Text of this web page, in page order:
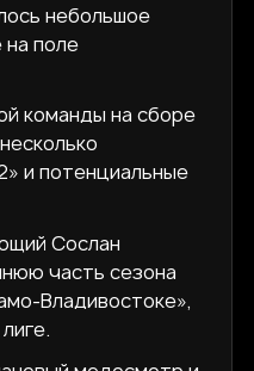
небольшое
на поле
команды на сборе
и потенциальные
Сослан
часть сезона
Владивостоке»,